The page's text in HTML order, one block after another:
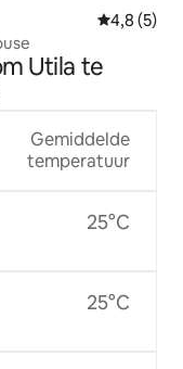
4,8 (5)
Utila te
Gemiddelde
temperatuur
25°C
25°C